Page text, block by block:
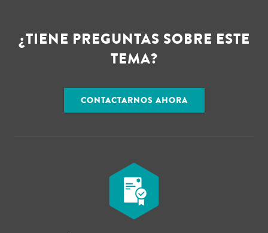
¿TIENE PREGUNTAS SOBRE ESTE
TEMA?
CONTACTARNOS AHORA